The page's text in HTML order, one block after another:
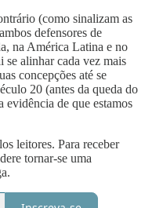
(como sinalizam as
defensores de
na América Latina e no
se alinhar cada vez mais
concepções até se
20 (antes da queda do
de que estamos
leitores. Para receber
tornar-se uma